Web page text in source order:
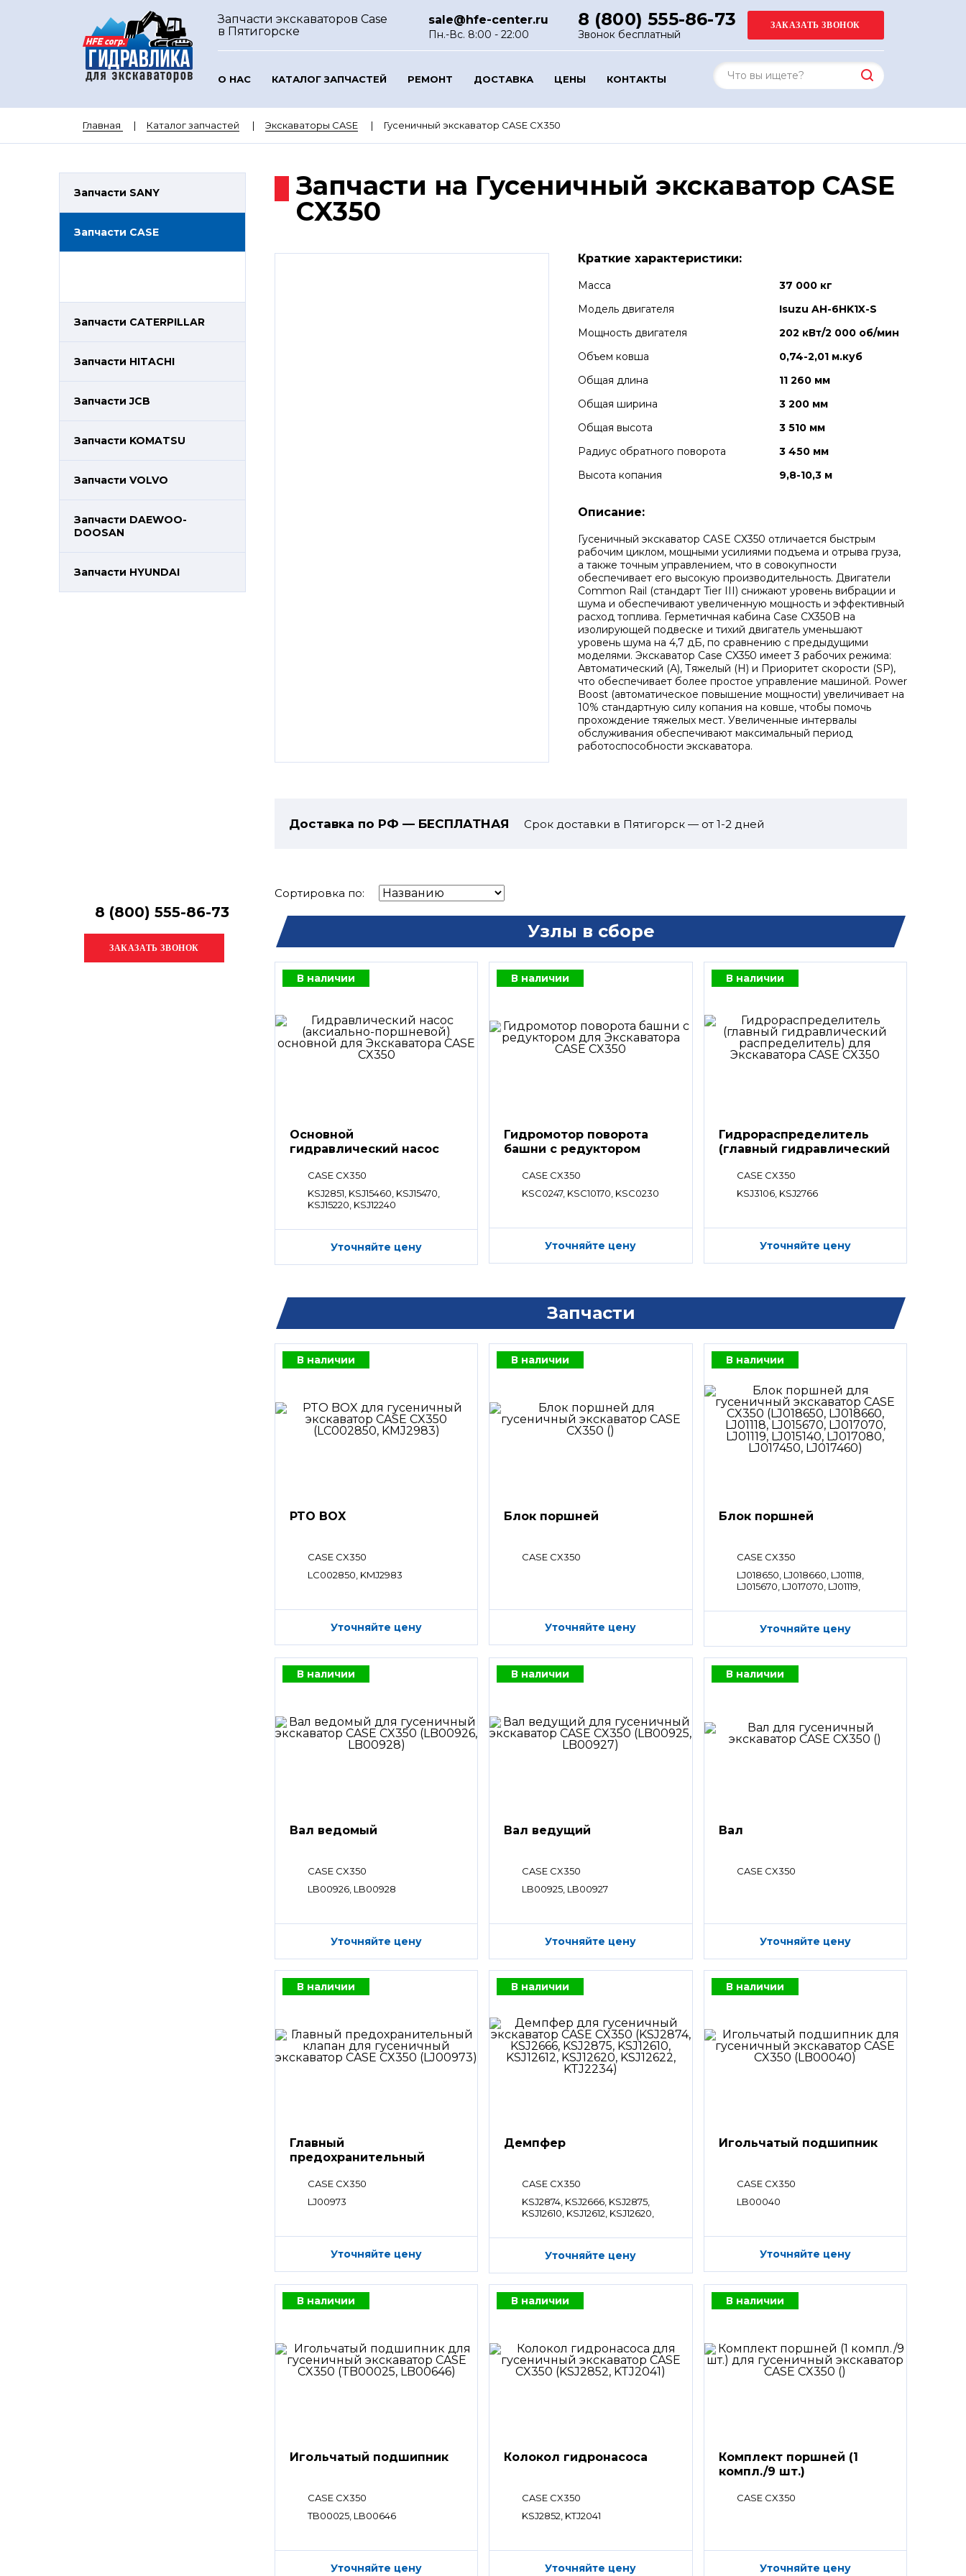
Запчасти экскаваторов Case
в Пятигорске
sale@hfe-center.ru
Пн.-Вс. 8:00 - 22:00
8 (800) 555-86-73
Звонок бесплатный
О НАС КАТАЛОГ ЗАПЧАСТЕЙ РЕМОНТ ДОСТАВКА ЦЕНЫ КОНТАКТЫ
Главная Каталог запчастей Экскаваторы CASE Гусеничный экскаватор CASE CX350
Запчасти SANY
Запчасти CASE
Запчасти CATERPILLAR
Запчасти HITACHI
Запчасти JCB
Запчасти KOMATSU
Запчасти VOLVO
Запчасти DAEWOO-
DOOSAN
Запчасти HYUNDAI
8 (800) 555-86-73
Запчасти на Гусеничный экскаватор CASE
CX350
Краткие характеристики:
Масса
37 000 кг
Модель двигателя
Isuzu AH-6HK1X-S
Мощность двигателя
202 кВт/2 000 об/мин
Объем ковша
0,74-2,01 м.куб
Общая длина
11 260 мм
Общая ширина
3 200 мм
Общая высота
3 510 мм
Радиус обратного поворота
3 450 мм
Высота копания
9,8-10,3 м
Описание:
Гусеничный экскаватор CASE СХ350 отличается быстрым
рабочим циклом, мощными усилиями подъема и отрыва груза,
а также точным управлением, что в совокупности
обеспечивает его высокую производительность. Двигатели
Common Rail (стандарт Tier III) снижают уровень вибрации и
шума и обеспечивают увеличенную мощность и эффективный
расход топлива. Герметичная кабина Case CX350B на
изолирующей подвеске и тихий двигатель уменьшают
уровень шума на 4,7 дБ, по сравнению с предыдущими
моделями. Экскаватор Case CX350 имеет 3 рабочих режима:
Автоматический (А), Тяжелый (Н) и Приоритет скорости (SP),
что обеспечивает более простое управление машиной. Power
Boost (автоматическое повышение мощности) увеличивает на
10% стандартную силу копания на ковше, чтобы помочь
прохождение тяжелых мест. Увеличенные интервалы
обслуживания обеспечивают максимальный период
работоспособности экскаватора.
Доставка по РФ — БЕСПЛАТНАЯ Срок доставки в Пятигорск — от 1-2 дней
Сортировка по:
Узлы в сборе
В наличии
Основной
гидравлический насос
CASE CX350
KSJ2851, KSJ15460, KSJ15470,
KSJ15220, KSJ12240
Уточняйте цену
В наличии
Гидромотор поворота
башни с редуктором
CASE CX350
KSC0247, KSC10170, KSC0230
Уточняйте цену
В наличии
Гидрораспределитель
(главный гидравлический
CASE CX350
KSJ3106, KSJ2766
Уточняйте цену
Запчасти
В наличии
PTO BOX
CASE CX350
LC002850, KMJ2983
Уточняйте цену
В наличии
Блок поршней
CASE CX350
Уточняйте цену
В наличии
Блок поршней
CASE CX350
LJ018650, LJ018660, LJ01118,
LJ015670, LJ017070, LJ01119,
LJ017460
Уточняйте цену
В наличии
Вал ведомый
CASE CX350
LB00926, LB00928
Уточняйте цену
В наличии
Вал ведущий
CASE CX350
LB00925, LB00927
Уточняйте цену
В наличии
Вал
CASE CX350
Уточняйте цену
В наличии
Главный
предохранительный
CASE CX350
LJ00973
Уточняйте цену
В наличии
Демпфер
CASE CX350
KSJ2874, KSJ2666, KSJ2875,
KSJ12610, KSJ12612, KSJ12620,
Уточняйте цену
В наличии
Игольчатый подшипник
CASE CX350
LB00040
Уточняйте цену
В наличии
Игольчатый подшипник
CASE CX350
TB00025, LB00646
Уточняйте цену
В наличии
Колокол гидронасоса
CASE CX350
KSJ2852, KTJ2041
Уточняйте цену
В наличии
Комплект поршней (1
компл./9 шт.)
CASE CX350
Уточняйте цену